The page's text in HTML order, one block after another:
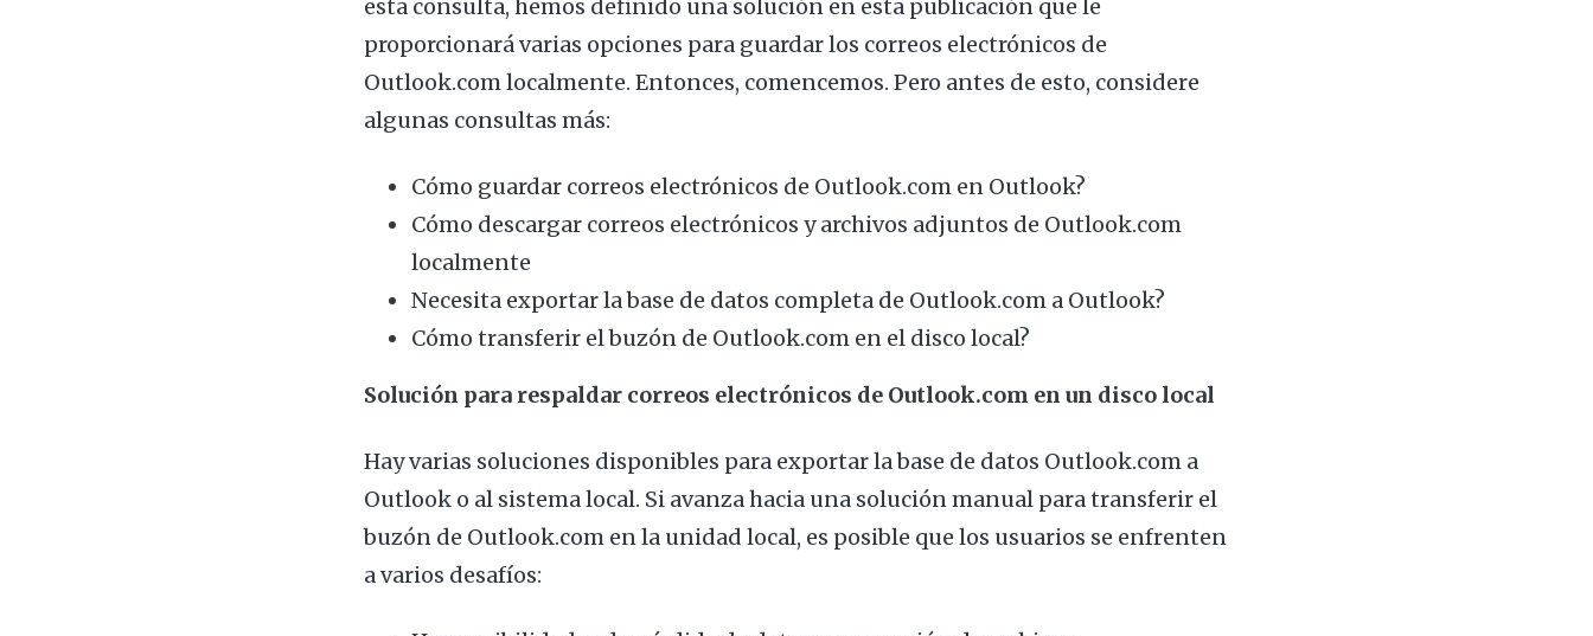
esta consulta, hemos definido una solución en esta publicación que le
proporcionará varias opciones para guardar los correos electrónicos de
Outlook.com localmente. Entonces, comencemos. Pero antes de esto, considere
algunas consultas más:
Cómo guardar correos electrónicos de Outlook.com en Outlook?
Cómo descargar correos electrónicos y archivos adjuntos de Outlook.com
localmente
Necesita exportar la base de datos completa de Outlook.com a Outlook?
Cómo transferir el buzón de Outlook.com en el disco local?
Solución para respaldar correos electrónicos de Outlook.com en un disco local
Hay varias soluciones disponibles para exportar la base de datos Outlook.com a
Outlook o al sistema local. Si avanza hacia una solución manual para transferir el
buzón de Outlook.com en la unidad local, es posible que los usuarios se enfrenten
a varios desafíos: